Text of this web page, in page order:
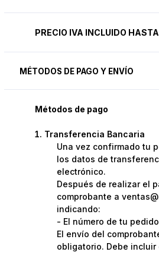
PRECIO IVA INCLUIDO
MÉTODOS DE PAGO Y ENVÍO
Métodos de pago
Transferencia Bancaria
Una vez confirmado tu
los datos de
electrónico.
Después de realizar el
comprobante a
indicando:
- El número de tu pedido
El envío del
obligatorio. Debe